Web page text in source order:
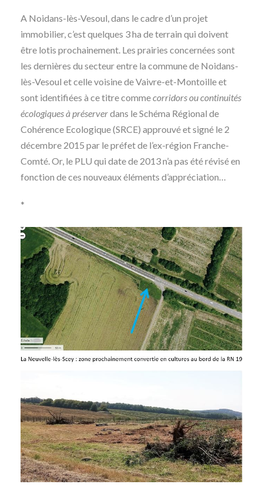
A Noidans-lès-Vesoul, dans le cadre d’un projet
immobilier, c’est quelques 3 ha de terrain qui doivent
être lotis prochainement. Les prairies concernées sont
les dernières du secteur entre la commune de Noidans-
lès-Vesoul et celle voisine de Vaivre-et-Montoille et
sont identifiées à ce titre commecorridors ou continuités
écologiques à préserverdans le Schéma Régional de
Cohérence Ecologique (SRCE) approuvé et signé le 2
décembre 2015 par le préfet de l’ex-région Franche-
Comté. Or, le PLU qui date de 2013 n’a pas été révisé en
fonction de ces nouveaux éléments d’appréciation…
*